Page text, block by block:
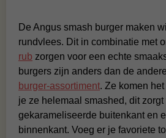
De Angus smash burger maken
rundvlees. Dit in combinatie met
rub zorgen voor een echte
burgers zijn anders dan de
burger-assortiment. Ze komen
je ze helemaal smashed, dit
gekarameliseerde buitenkant en
binnenkant. Voeg er je favoriete